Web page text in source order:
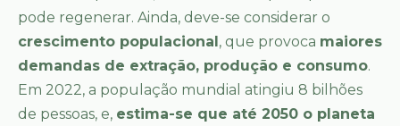
pode regenerar. Ainda, deve-se considerar o
crescimento populacional , que provoca maiores
demandas de extração, produção e consumo.
Em 2022, a população mundial atingiu 8 bilhões
de pessoas, e, estima-se que até 2050 o planeta